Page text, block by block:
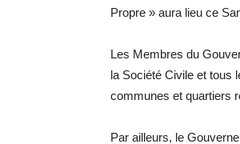
Propre » aura lieu ce
Les Membres du
la Société Civile et tous
communes et quartiers
Par ailleurs, le